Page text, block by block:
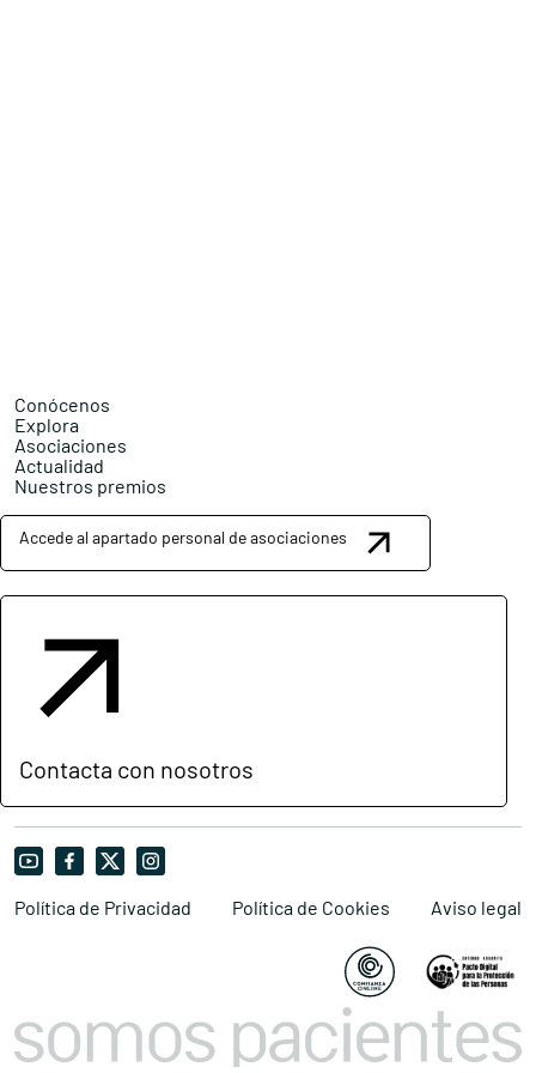
Conócenos
Explora
Asociaciones
Actualidad
Nuestros premios
Accede al apartado personal de asociaciones
Contacta con nosotros
Política de Privacidad Política de Cookies Aviso legal